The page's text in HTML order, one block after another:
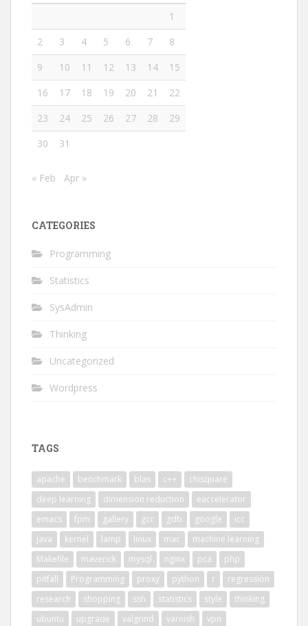
1
2
3 4 5 6 7
8
9
10 11 12 13 14
15
16
17 18 19 20 21
22
23
24 25 26 27 28
29
30
31
« Feb Apr »
CATEGORIES
Programming
Statistics
SysAdmin
Thinking
Uncategorized
Wordpress
TAGS
apache benchmark blas c++
chisquare
deep learning
dimension reduction
eaccelerator
emacs
fpm gallery gcc gdb google
icc
java
kernel lamp linux mac
machine learning
Makefile
maverick mysql nginx pca
php
pitfall
Programming proxy python r
regression
research
shopping ssh statistics style
thinking
ubuntu
upgrade valgrind varnish
vpn